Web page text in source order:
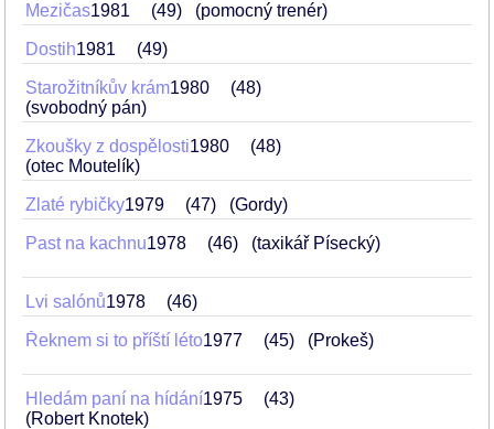
Mezičas1981 49 (pomocný trenér)
Dostih1981 49
Starožitníkův krám1980
48
(svobodný pán)
Zkoušky z dospělosti1980
48
(otec Moutelík)
Zlaté rybičky1979 47 (Gordy)
Past na kachnu1978 46 (taxikář Písecký)
Lvi salónů1978 46
Řeknem si to příští léto1977 45 (Prokeš)
Hledám paní na hídání1975
43
(Robert Knotek)